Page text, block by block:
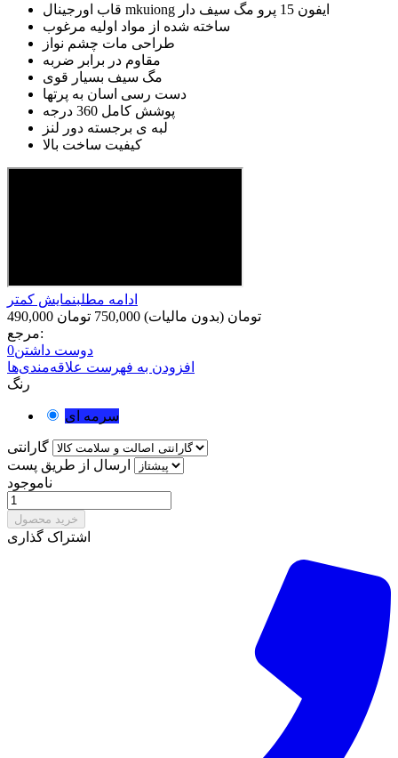
قاب اورجینال mkuiong ایفون 15 پرو مگ سیف دار
ساخته شده از مواد اولیه مرغوب
طراحی مات چشم نواز
مقاوم در برابر ضربه
مگ سیف بسیار قوی
دست رسی اسان به پرتها
پوشش کامل 360 درجه
لبه ی برجسته دور لنز
کیفیت ساخت بالا
ادامه مطلبنمایش کمتر
490,000 تومان (بدون مالیات) 750,000 تومان
مرجع:
دوست داشتن0
افزودن به فهرست علاقه‌مندی‌ها
رنگ
سرمه ای
گارانتی
ارسال از طریق پست
ناموجود
خرید محصول
اشتراک گذاری